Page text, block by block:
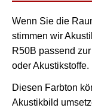
Wenn Sie die
stimmen wir
R50B passend
oder Akustikstoffe.
Diesen Farbton
Akustikbild